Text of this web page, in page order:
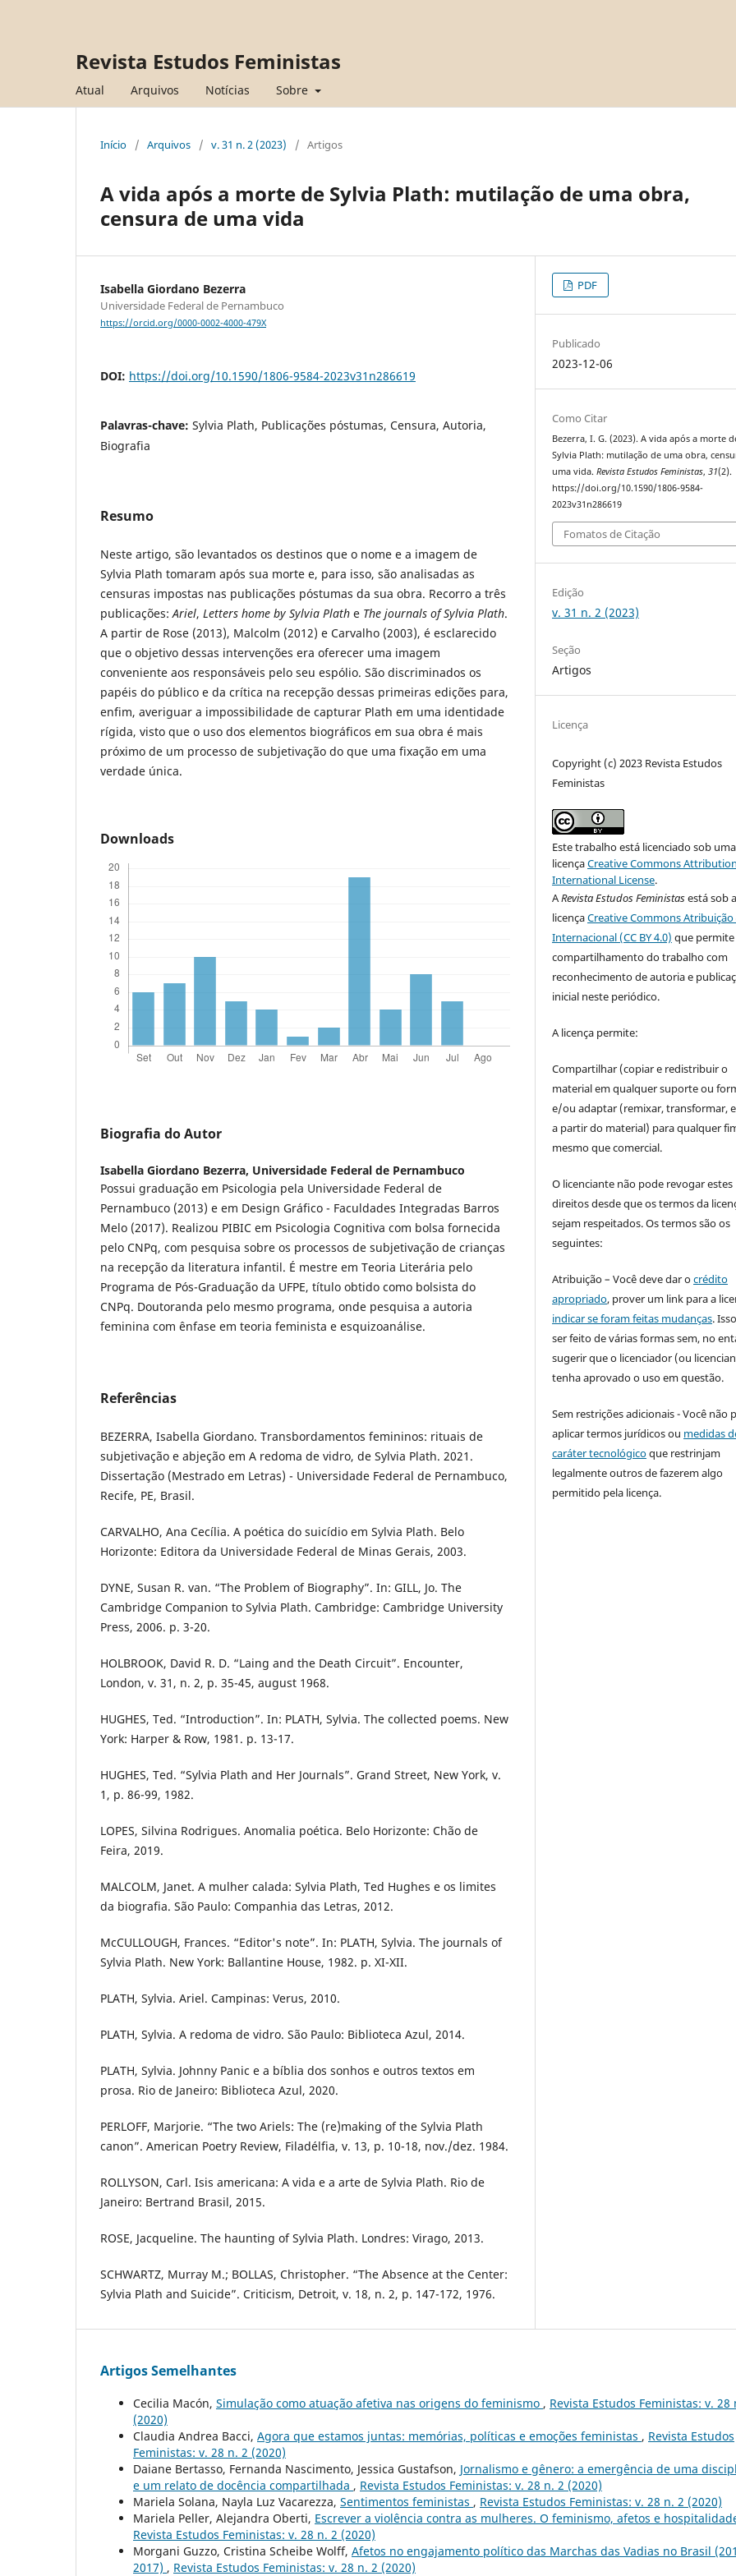
Revista Estudos Feministas
Atual Arquivos Notícias Sobre
Início / Arquivos / v. 31 n. 2 (2023) / Artigos
A vida após a morte de Sylvia Plath: mutilação de uma obra,
censura de uma vida
Isabella Giordano Bezerra
Universidade Federal de Pernambuco
https://orcid.org/0000-0002-4000-479X
DOI: https://doi.org/10.1590/1806-9584-2023v31n286619
Palavras-chave: Sylvia Plath, Publicações póstumas, Censura, Autoria,
Biografia
Resumo
Neste artigo, são levantados os destinos que o nome e a imagem de
Sylvia Plath tomaram após sua morte e, para isso, são analisadas as
censuras impostas nas publicações póstumas da sua obra. Recorro a três
publicações:Ariel, Letters home by Sylvia Plath e The journals of Sylvia Plath.
A partir de Rose (2013), Malcolm (2012) e Carvalho (2003), é esclarecido
que o objetivo dessas intervenções era oferecer uma imagem
conveniente aos responsáveis pelo seu espólio. São discriminados os
papéis do público e da crítica na recepção dessas primeiras edições para,
enfim, averiguar a impossibilidade de capturar Plath em uma identidade
rígida, visto que o uso dos elementos biográficos em sua obra é mais
próximo de um processo de subjetivação do que uma fixação em uma
verdade única.
Downloads
Biografia do Autor
Isabella Giordano Bezerra, Universidade Federal de Pernambuco
Possui graduação em Psicologia pela Universidade Federal de
Pernambuco (2013) e em Design Gráfico - Faculdades Integradas Barros
Melo (2017). Realizou PIBIC em Psicologia Cognitiva com bolsa fornecida
pelo CNPq, com pesquisa sobre os processos de subjetivação de crianças
na recepção da literatura infantil. É mestre em Teoria Literária pelo
Programa de Pós-Graduação da UFPE, título obtido como bolsista do
CNPq. Doutoranda pelo mesmo programa, onde pesquisa a autoria
feminina com ênfase em teoria feminista e esquizoanálise.
Referências
BEZERRA, Isabella Giordano. Transbordamentos femininos: rituais de
subjetivação e abjeção em A redoma de vidro, de Sylvia Plath. 2021.
Dissertação (Mestrado em Letras) - Universidade Federal de Pernambuco,
Recife, PE, Brasil.
CARVALHO, Ana Cecília. A poética do suicídio em Sylvia Plath. Belo
Horizonte: Editora da Universidade Federal de Minas Gerais, 2003.
DYNE, Susan R. van. “The Problem of Biography”. In: GILL, Jo. The
Cambridge Companion to Sylvia Plath. Cambridge: Cambridge University
Press, 2006. p. 3-20.
HOLBROOK, David R. D. “Laing and the Death Circuit”. Encounter,
London, v. 31, n. 2, p. 35-45, august 1968.
HUGHES, Ted. “Introduction”. In: PLATH, Sylvia. The collected poems. New
York: Harper & Row, 1981. p. 13-17.
HUGHES, Ted. “Sylvia Plath and Her Journals”. Grand Street, New York, v.
1, p. 86-99, 1982.
LOPES, Silvina Rodrigues. Anomalia poética. Belo Horizonte: Chão de
Feira, 2019.
MALCOLM, Janet. A mulher calada: Sylvia Plath, Ted Hughes e os limites
da biografia. São Paulo: Companhia das Letras, 2012.
McCULLOUGH, Frances. “Editor's note”. In: PLATH, Sylvia. The journals of
Sylvia Plath. New York: Ballantine House, 1982. p. XI-XII.
PLATH, Sylvia. Ariel. Campinas: Verus, 2010.
PLATH, Sylvia. A redoma de vidro. São Paulo: Biblioteca Azul, 2014.
PLATH, Sylvia. Johnny Panic e a bíblia dos sonhos e outros textos em
prosa. Rio de Janeiro: Biblioteca Azul, 2020.
PERLOFF, Marjorie. “The two Ariels: The (re)making of the Sylvia Plath
canon”. American Poetry Review, Filadélfia, v. 13, p. 10-18, nov./dez. 1984.
ROLLYSON, Carl. Isis americana: A vida e a arte de Sylvia Plath. Rio de
Janeiro: Bertrand Brasil, 2015.
ROSE, Jacqueline. The haunting of Sylvia Plath. Londres: Virago, 2013.
SCHWARTZ, Murray M.; BOLLAS, Christopher. “The Absence at the Center:
Sylvia Plath and Suicide”. Criticism, Detroit, v. 18, n. 2, p. 147-172, 1976.
PDF
Publicado
2023-12-06
Como Citar
Bezerra, I. G. (2023). A vida após a morte
Sylvia Plath: mutilação de uma obra,
uma vida.Revista Estudos Feministas,31(2).
https://doi.org/10.1590/1806-9584-
2023v31n286619
Fomatos de Citação
Edição
v. 31 n. 2 (2023)
Seção
Artigos
Licença
Copyright (c) 2023 Revista Estudos
Feministas
Este trabalho está licenciado sob uma
licençaCreative Commons
International License.
ARevista Estudos Feministasestá sob a
licençaCreative Commons Atribuição
Internacional (CC BY 4.0) que
compartilhamento do trabalho com
reconhecimento de autoria e
inicial neste periódico.
A licença permite:
Compartilhar (copiar e redistribuir o
material em qualquer suporte ou
e/ou adaptar (remixar, transformar,
a partir do material) para qualquer
mesmo que comercial.
O licenciante não pode revogar estes
direitos desde que os termos da
sejam respeitados. Os termos são os
seguintes:
Atribuição – Você deve dar ocrédito
apropriado, prover um link para a
indicar se foram feitas mudanças.
ser feito de várias formas sem, no
sugerir que o licenciador (ou
tenha aprovado o uso em questão.
Sem restrições adicionais - Você não
aplicar termos jurídicos ou medidas
caráter tecnológicoque restrinjam
legalmente outros de fazerem algo
permitido pela licença.
Artigos Semelhantes
Cecilia Macón, Simulação como atuação afetiva nas origens do feminismo , Revista Estudos Feministas: v. 28
(2020)
Claudia Andrea Bacci, Agora que estamos juntas: memórias, políticas e emoções feministas , Revista Estudos
Feministas: v. 28 n. 2 (2020)
Daiane Bertasso, Fernanda Nascimento, Jessica Gustafson, Jornalismo e gênero: a emergência de uma
e um relato de docência compartilhada , Revista Estudos Feministas: v. 28 n. 2 (2020)
Mariela Solana, Nayla Luz Vacarezza, Sentimentos feministas , Revista Estudos Feministas: v. 28 n. 2 (2020)
Mariela Peller, Alejandra Oberti, Escrever a violência contra as mulheres. O feminismo, afetos e
Revista Estudos Feministas: v. 28 n. 2 (2020)
Morgani Guzzo, Cristina Scheibe Wolff, Afetos no engajamento político das Marchas das Vadias no Brasil
2017) , Revista Estudos Feministas: v. 28 n. 2 (2020)